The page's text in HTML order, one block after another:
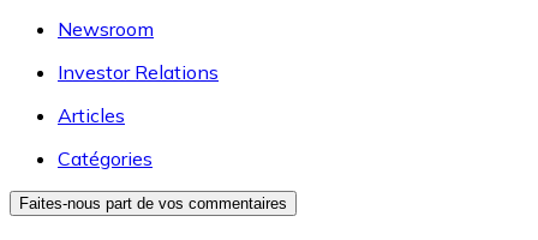
Newsroom
Investor Relations
Articles
Catégories
Faites-nous part de vos commentaires